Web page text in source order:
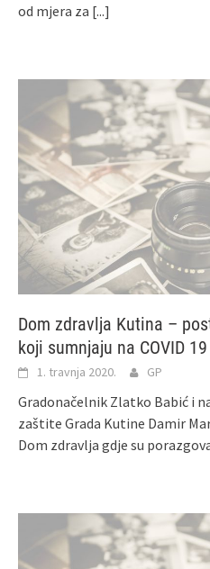
od mjera za [...]
Dom zdravlja Kutina –
koji sumnjaju na COVID 19
1. travnja 2020. GP
Gradonačelnik Zlatko Babić i
zaštite Grada Kutine Damir
Dom zdravlja gdje su